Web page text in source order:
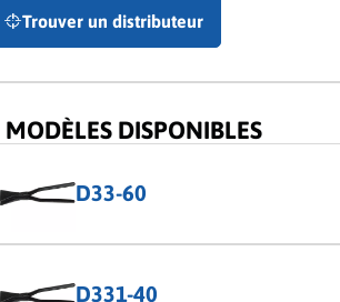
Trouver un distributeur
MODÈLES DISPONIBLES
D33-60
D331-40